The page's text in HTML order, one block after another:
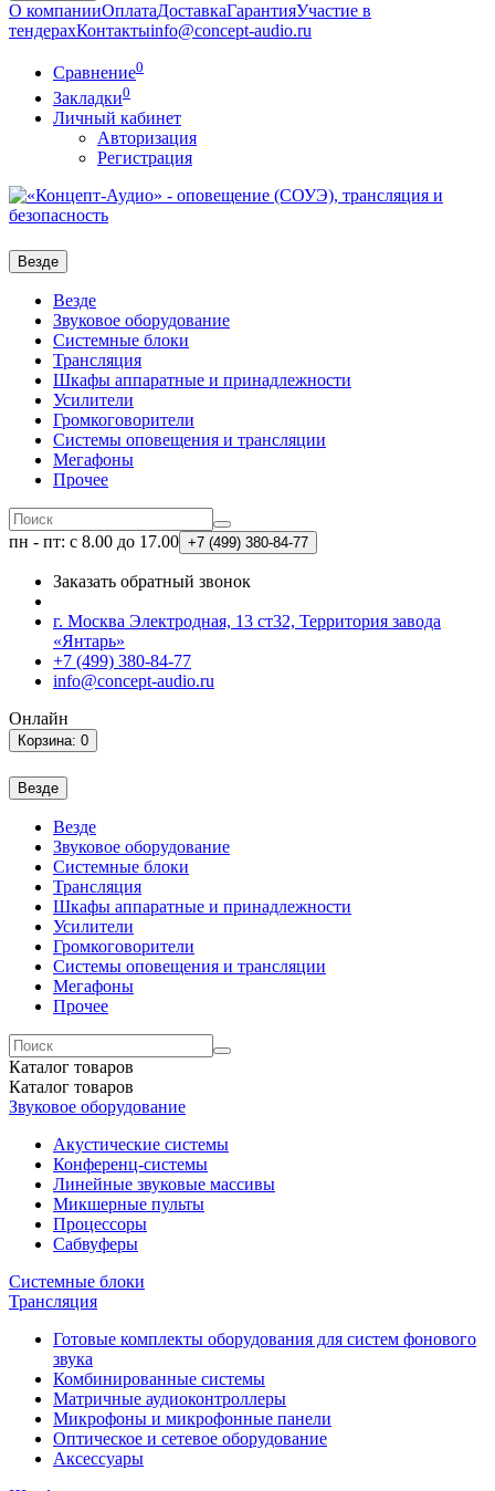
О компанииОплатаДоставкаГарантияУчастие в
тендерахКонтактыinfo@concept-audio.ru
Сравнение0
Закладки0
Личный кабинет
Авторизация
Регистрация
Везде
Везде
Звуковое оборудование
Системные блоки
Трансляция
Шкафы аппаратные и принадлежности
Усилители
Громкоговорители
Системы оповещения и трансляции
Мегафоны
Прочее
пн - пт: с 8.00 до 17.00 +7 (499) 380-84-77
Заказать обратный звонок
г. Москва Электродная, 13 ст32, Территория завода
«Янтарь»
+7 (499) 380-84-77
info@concept-audio.ru
Онлайн
Корзина: 0
Везде
Везде
Звуковое оборудование
Системные блоки
Трансляция
Шкафы аппаратные и принадлежности
Усилители
Громкоговорители
Системы оповещения и трансляции
Мегафоны
Прочее
Каталог товаров
Каталог товаров
Звуковое оборудование
Акустические системы
Конференц-системы
Линейные звуковые массивы
Микшерные пульты
Процессоры
Сабвуферы
Системные блоки
Трансляция
Готовые комплекты оборудования для систем фонового
звука
Комбинированные системы
Матричные аудиоконтроллеры
Микрофоны и микрофонные панели
Оптическое и сетевое оборудование
Аксессуары